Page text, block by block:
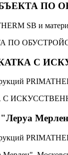
ПО
SB и
С
"Леруа